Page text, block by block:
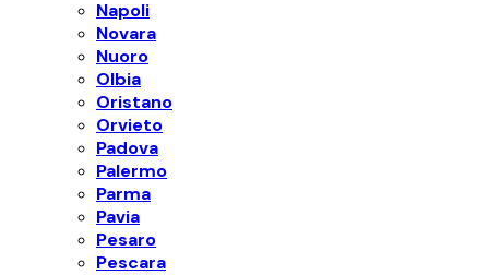
Napoli
Novara
Nuoro
Olbia
Oristano
Orvieto
Padova
Palermo
Parma
Pavia
Pesaro
Pescara